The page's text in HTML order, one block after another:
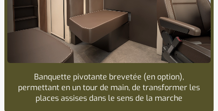
Banquette pivotante brevetée (en option),
permettant en un tour de main, de transformer les
places assises dans le sens de la marche